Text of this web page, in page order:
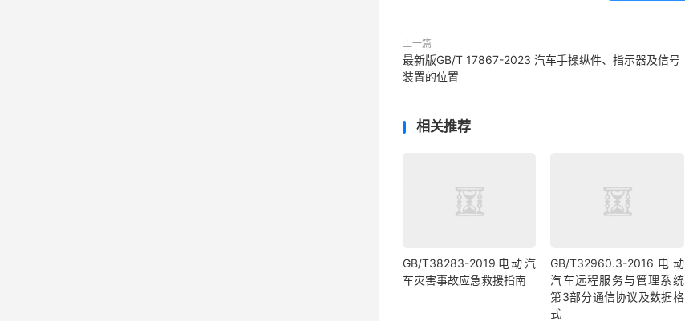
上一篇
最新版GB/T 17867-2023 汽车手操纵件、指示器及信号
装置的位置
相关推荐
GB/T38283-2019电动汽
车灾害事故应急救援指南
GB/T32960.3-2016电动
汽车远程服务与管理系统
第3部分通信协议及数据格
式